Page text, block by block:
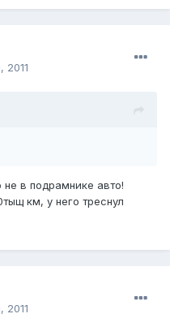
2011
в подрамнике авто!
км, у него треснул
2011